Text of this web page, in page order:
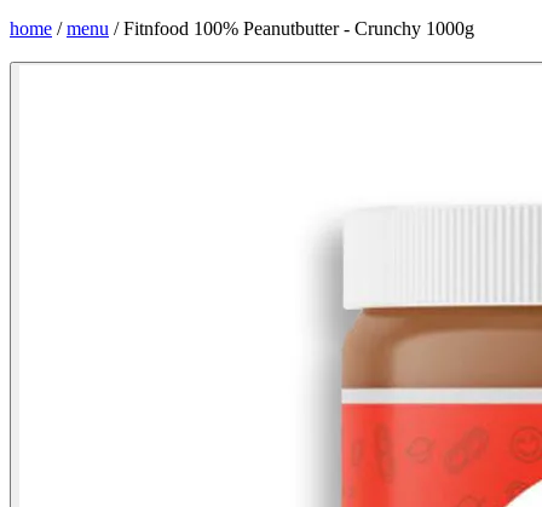
home / menu / Fitnfood 100% Peanutbutter - Crunchy 1000g